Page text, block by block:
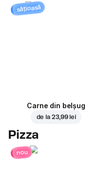
sățioasă
Carne din belșug
de la 23,99 lei
Pizza
nou